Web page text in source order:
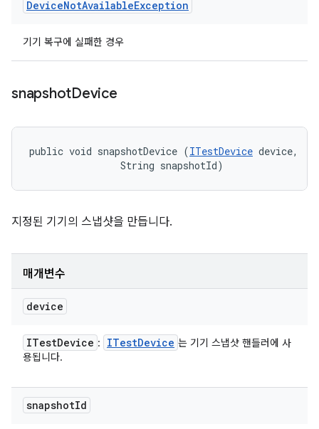
DeviceNotAvailableException
기기 복구에 실패한 경우
snapshotDevice
public void snapshotDevice (ITestDevice device,
                String snapshotId)
지정된 기기의 스냅샷을 만듭니다.
매개변수
device
ITestDevice : ITestDevice 는 기기 스냅샷 핸들러에 사
용됩니다.
snapshotId